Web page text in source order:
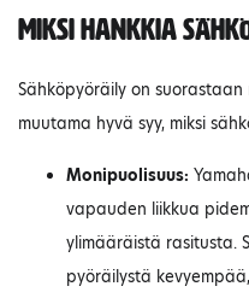
Miksi hankkia
Sähköpyöräily on suorastaan
muutama hyvä syy, miksi
Monipuolisuus:
vapauden liikkua
ylimääräistä rasitusta.
pyöräilystä